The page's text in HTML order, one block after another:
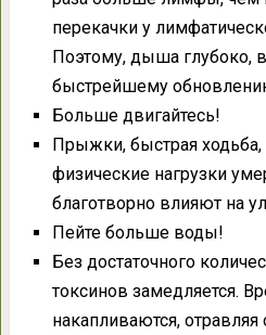
перекачки у
Поэтому, дыша глубоко,
быстрейшему
Больше двигайтесь!
Прыжки, быстрая ходьба,
физические нагрузки
благотворно влияют на
Пейте больше воды!
Без достаточного
токсинов замедляется.
накапливаются,